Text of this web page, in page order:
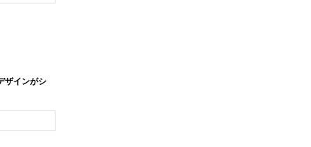
ザインがシ